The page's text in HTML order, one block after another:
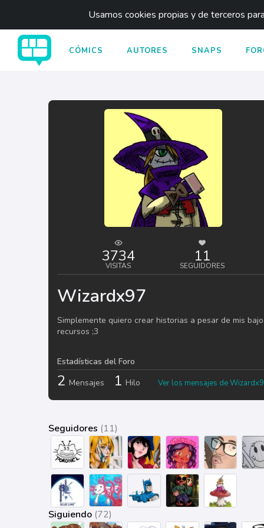
Usamos cookies propias y de terceros
CÓMICS AUTORES SNAPS
3734
VISITAS
11
SEGUIDORES
Wizardx97
Simplemente quiero crear historias a pesar de mis
recursos ;3
Estadísticas del Foro
2 Mensajes 1 Hilo Ver los mensajes de
Seguidores (11)
Siguiendo (72)